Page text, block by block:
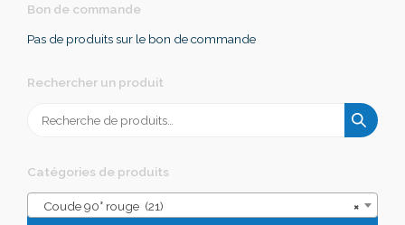
Bon de commande
Pas de produits sur le bon de commande
Rechercher un produit
pour :
Catégories de produits
×
Coude 90° rouge (21)